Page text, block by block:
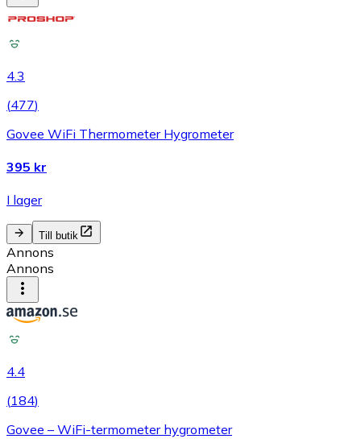
4.3
(477)
Govee WiFi Thermometer Hygrometer
395 kr
I lager
Till butik
Annons
Annons
4.4
(184)
Govee – WiFi-termometer hygrometer